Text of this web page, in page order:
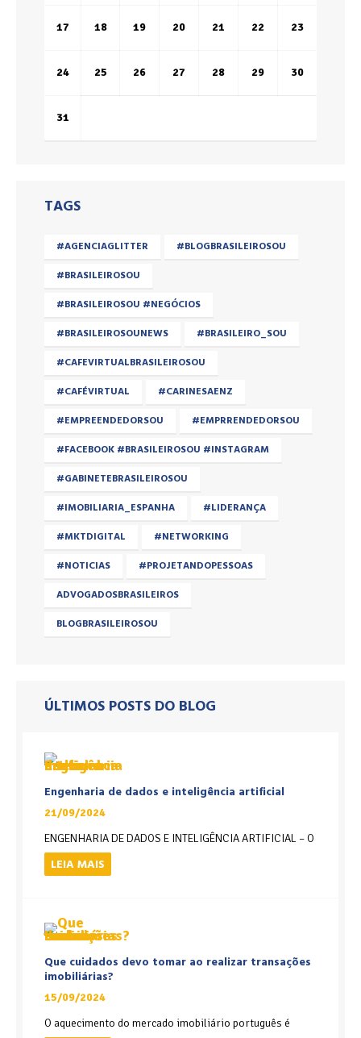
17 18 19 20 21 22 23
24 25 26 27 28 29 30
31
TAGS
#AGENCIAGLITTER
#BLOGBRASILEIROSOU
#BRASILEIROSOU
#BRASILEIROSOU #NEGÓCIOS
#BRASILEIROSOUNEWS
#BRASILEIRO_SOU
#CAFEVIRTUALBRASILEIROSOU
#CAFÉVIRTUAL
#CARINESAENZ
#EMPREENDEDORSOU
#EMPRRENDEDORSOU
#FACEBOOK #BRASILEIROSOU #INSTAGRAM
#GABINETEBRASILEIROSOU
#IMOBILIARIA_ESPANHA
#LIDERANÇA
#MKTDIGITAL
#NETWORKING
#NOTICIAS
#PROJETANDOPESSOAS
ADVOGADOSBRASILEIROS
BLOGBRASILEIROSOU
ÚLTIMOS POSTS DO BLOG
Engenharia de dados e inteligência artificial
21/09/2024
ENGENHARIA DE DADOS E INTELIGÊNCIA ARTIFICIAL – O
LEIA MAIS
Que cuidados devo tomar ao realizar transações
imobiliárias?
15/09/2024
O aquecimento do mercado imobiliário português é